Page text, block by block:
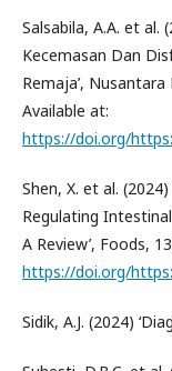
Salsabila, A.A. et al.
Kecemasan Dan
Remaja’,
Available at:
https://doi.org/
Shen, X. et al.
Regulating
A Review’, Foods,
https://doi.org/
Sidik, A.J. (2024)